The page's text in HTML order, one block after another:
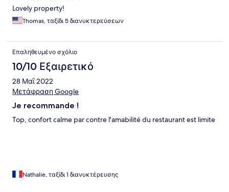
Lovely property!
Thomas, ταξίδι 5 διανυκτερεύσεων
Επαληθευμένο σχόλιο
10/10 Εξαιρετικό
28 Μαΐ 2022
Μετάφραση Google
Je recommande !
Top, confort calme par contre l'amabilité du restaurant est limite
Nathalie, ταξίδι 1 διανυκτέρευσης